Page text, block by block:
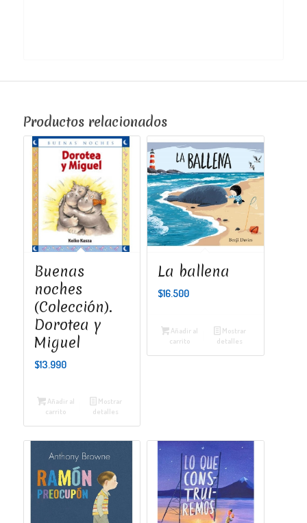
Productos relacionados
Buenas
noches
(Colección).
Dorotea y
Miguel
$13.990
Añadir al
carrito
Mostrar
detalles
La ballena
$16.500
Añadir al
carrito
Mostrar
detalles